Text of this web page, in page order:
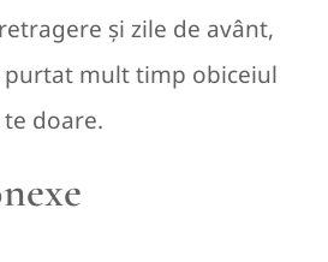
și zile de avânt,
purtat mult timp obiceiul
doare.